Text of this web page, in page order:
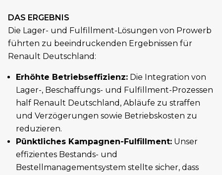
DAS ERGEBNIS
Die Lager- und Fulfillment-Lösungen von Prowerb
führten zu beeindruckenden Ergebnissen für
Renault Deutschland:
Erhöhte Betriebseffizienz: Die Integration von
Lager-, Beschaffungs- und Fulfillment-Prozessen
half Renault Deutschland, Abläufe zu straffen
und Verzögerungen sowie Betriebskosten zu
reduzieren.
Pünktliches Kampagnen-Fulfillment: Unser
effizientes Bestands- und
Bestellmanagementsystem stellte sicher, dass